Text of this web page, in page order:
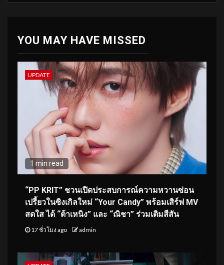
YOU MAY HAVE MISSED
UPDATE
1 min read
“PP KRIT” ชวนเปิดประสบการณ์ความหวานซ่อน
เปรี้ยวในซิงเกิลใหม่ “Your Candy” พร้อมเสิร์ฟ MV
สดใส ได้ “ต้าเหนิง” และ “ณิชา” ร่วมเติมสีสัน
17 ชั่วโมง ago admin